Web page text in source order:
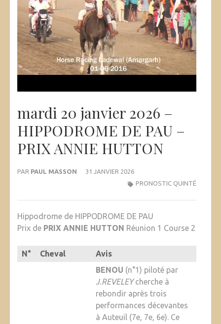
mardi 20 janvier 2026 –
HIPPODROME DE PAU –
PRIX ANNIE HUTTON
PAR PAUL MASSON
31 JANVIER 2026
PRONOSTIC QUINTÉ
Hippodrome de HIPPODROME DE PAU
Prix de PRIX ANNIE HUTTON Réunion 1 Course 2
N° Cheval Avis
BENOU (n°1) piloté par
J.REVELEYcherche à
rebondir après trois
performances décevantes
à Auteuil (7e, 7e, 6e). Ce